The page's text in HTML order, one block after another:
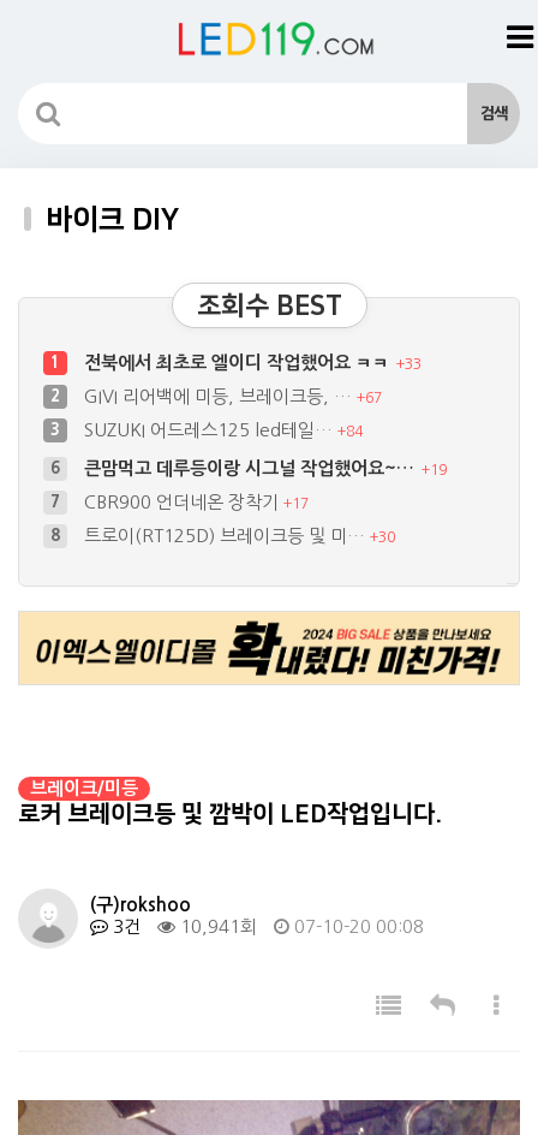
바이크 DIY
조회수 BEST
6 큰맘먹고 데루등이랑 시그널 작업했어요~… +19
7 CBR900 언더네온 장착기 +17
8 트로이(RT125D) 브레이크등 및 미… +30
4 간단한 언더네온 작업+26
5 세상 하나뿐이 바이크? 가장 비싼 ^^…+19
1 전북에서 최초로 엘이디 작업했어요 ㅋㅋ +33
2 GIVI 리어백에 미등, 브레이크등, … +67
3 SUZUKI 어드레스125 led테일… +84
브레이크/미등
로커 브레이크등 및 깜박이 LED작업입니다.
(구)rokshoo
3건
10,941회 07-10-20 00:08